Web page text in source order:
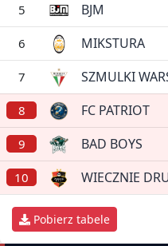
5 BJM
6 MIKSTURA
7 SZMULKI
8 FC PATRIOT
9 BAD BOYS
10 WIECZNIE
Pobierz tabele